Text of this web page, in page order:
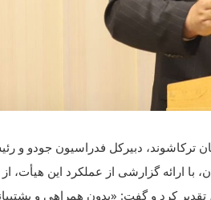
دبیرکل فدراسیون جودو و
با ارائه گزارشی از عملکرد این
کرد و گفت: «بدون همراهی و